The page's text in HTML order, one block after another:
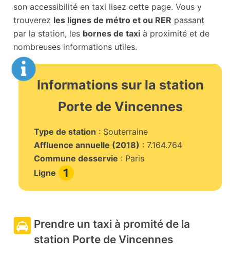
son accessibilité en taxi lisez cette page. Vous y
trouverez les lignes de métro et ou RER passant
par la station, les bornes de taxi à proximité et de
nombreuses informations utiles.
Informations sur la station
Porte de Vincennes
Type de station : Souterraine
Affluence annuelle (2018) : 7.164.764
Commune desservie : Paris
Ligne
Prendre un taxi à promité de la
station Porte de Vincennes